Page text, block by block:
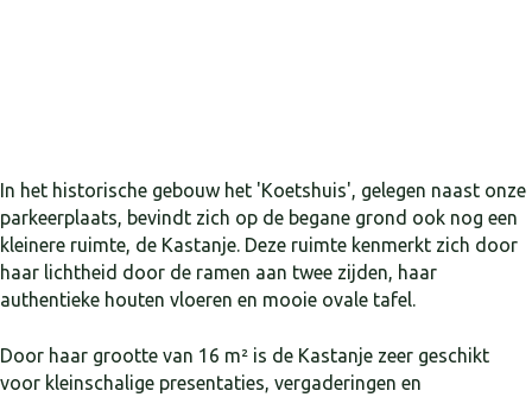
In het historische gebouw het 'Koetshuis', gelegen naast onze
parkeerplaats, bevindt zich op de begane grond ook nog een
kleinere ruimte, de Kastanje. Deze ruimte kenmerkt zich door
haar lichtheid door de ramen aan twee zijden, haar
authentieke houten vloeren en mooie ovale tafel.
Door haar grootte van 16 m² is de Kastanje zeer geschikt
voor kleinschalige presentaties, vergaderingen en